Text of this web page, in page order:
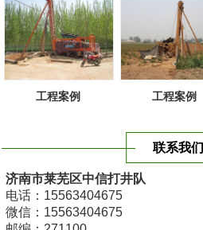
工程案例 工程案例
联系我们
济南市莱芜区中信打井队
电话：15563404675
微信：15563404675